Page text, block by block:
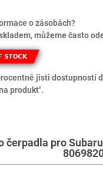
o zásobách?
můžeme často
jisti dostupností
produkt".
čerpadla pro